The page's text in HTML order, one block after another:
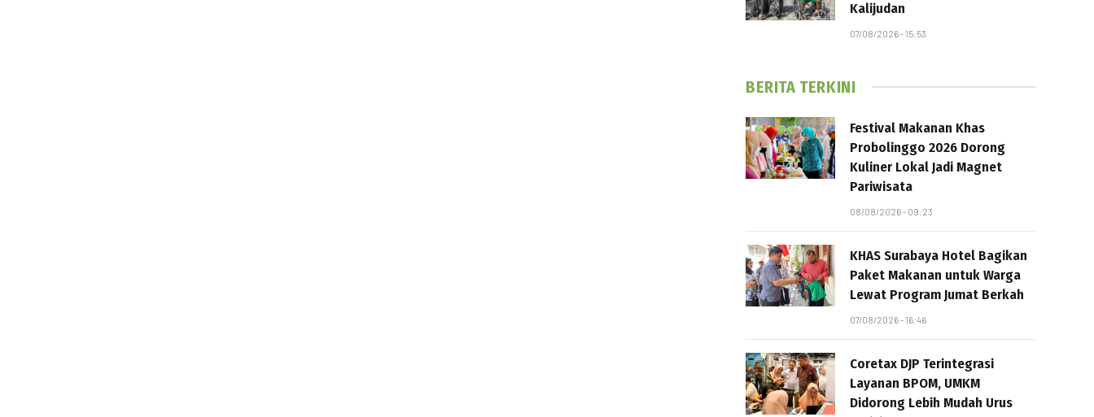
Kalijudan
07/08/2026 - 15:53
BERITA TERKINI
Festival Makanan Khas
Probolinggo 2026 Dorong
Kuliner Lokal Jadi Magnet
Pariwisata
08/08/2026 - 09:23
KHAS Surabaya Hotel Bagikan
Paket Makanan untuk Warga
Lewat Program Jumat Berkah
07/08/2026 - 16:46
Coretax DJP Terintegrasi
Layanan BPOM, UMKM
Didorong Lebih Mudah Urus